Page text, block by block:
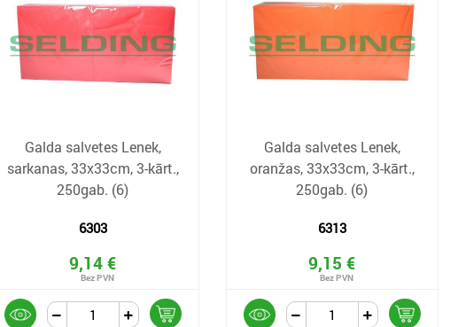
Galda salvetes Lenek,
sarkanas, 33x33cm, 3-kārt.,
250gab. (6)
6303
9,14 €
Galda salvetes Lenek,
oranžas, 33x33cm, 3-kārt.,
250gab. (6)
6313
9,15 €